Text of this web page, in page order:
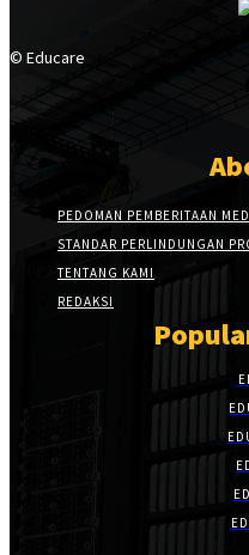
© Educare
PEDOMAN PEMBERITAAN
STANDAR PERLINDUNGAN
TENTANG KAMI
REDAKSI